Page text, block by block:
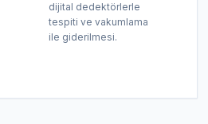
dijital dedektörlerle
tespiti ve vakumlama
ile giderilmesi.